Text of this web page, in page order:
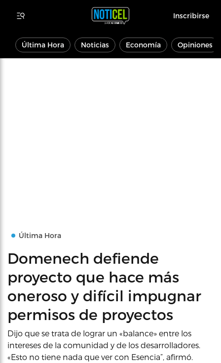
Inscribirse
Última Hora Noticias Economía Opiniones
Última Hora
Domenech defiende
proyecto que hace más
oneroso y difícil impugnar
permisos de proyectos
Dijo que se trata de lograr un «balance» entre los
intereses de la comunidad y de los desarrolladores.
«Esto no tiene nada que ver con Esencia”, afirmó.